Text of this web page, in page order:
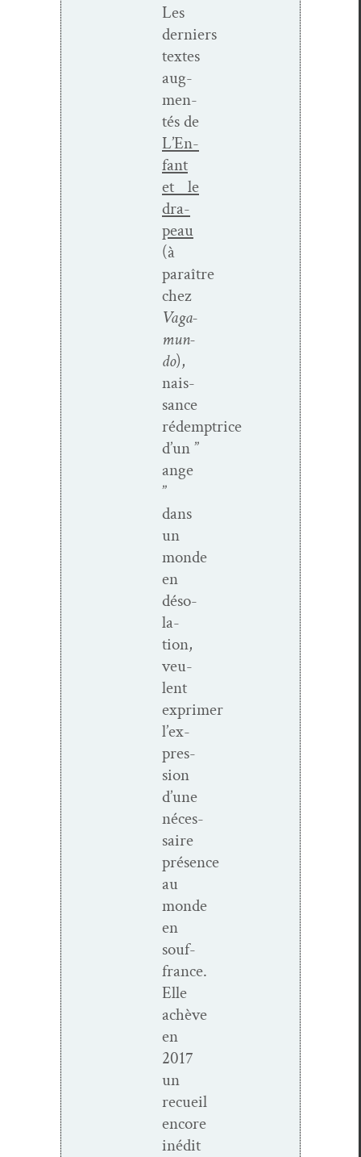
Les
derniers
textes
aug­
men­
tés de
L’En­
fant
et le
dra­
peau
(à
paraître
chez
Vaga­
mun­
do),
nais­
sance
rédemptrice
d’un ”
ange
”
dans
un
monde
en
déso­
la­
tion,
veu­
lent
exprimer
l’ex­
pres­
sion
d’une
néces­
saire
présence
au
monde
en
souf­
france.
Elle
achève
en
2017
un
recueil
encore
inédit